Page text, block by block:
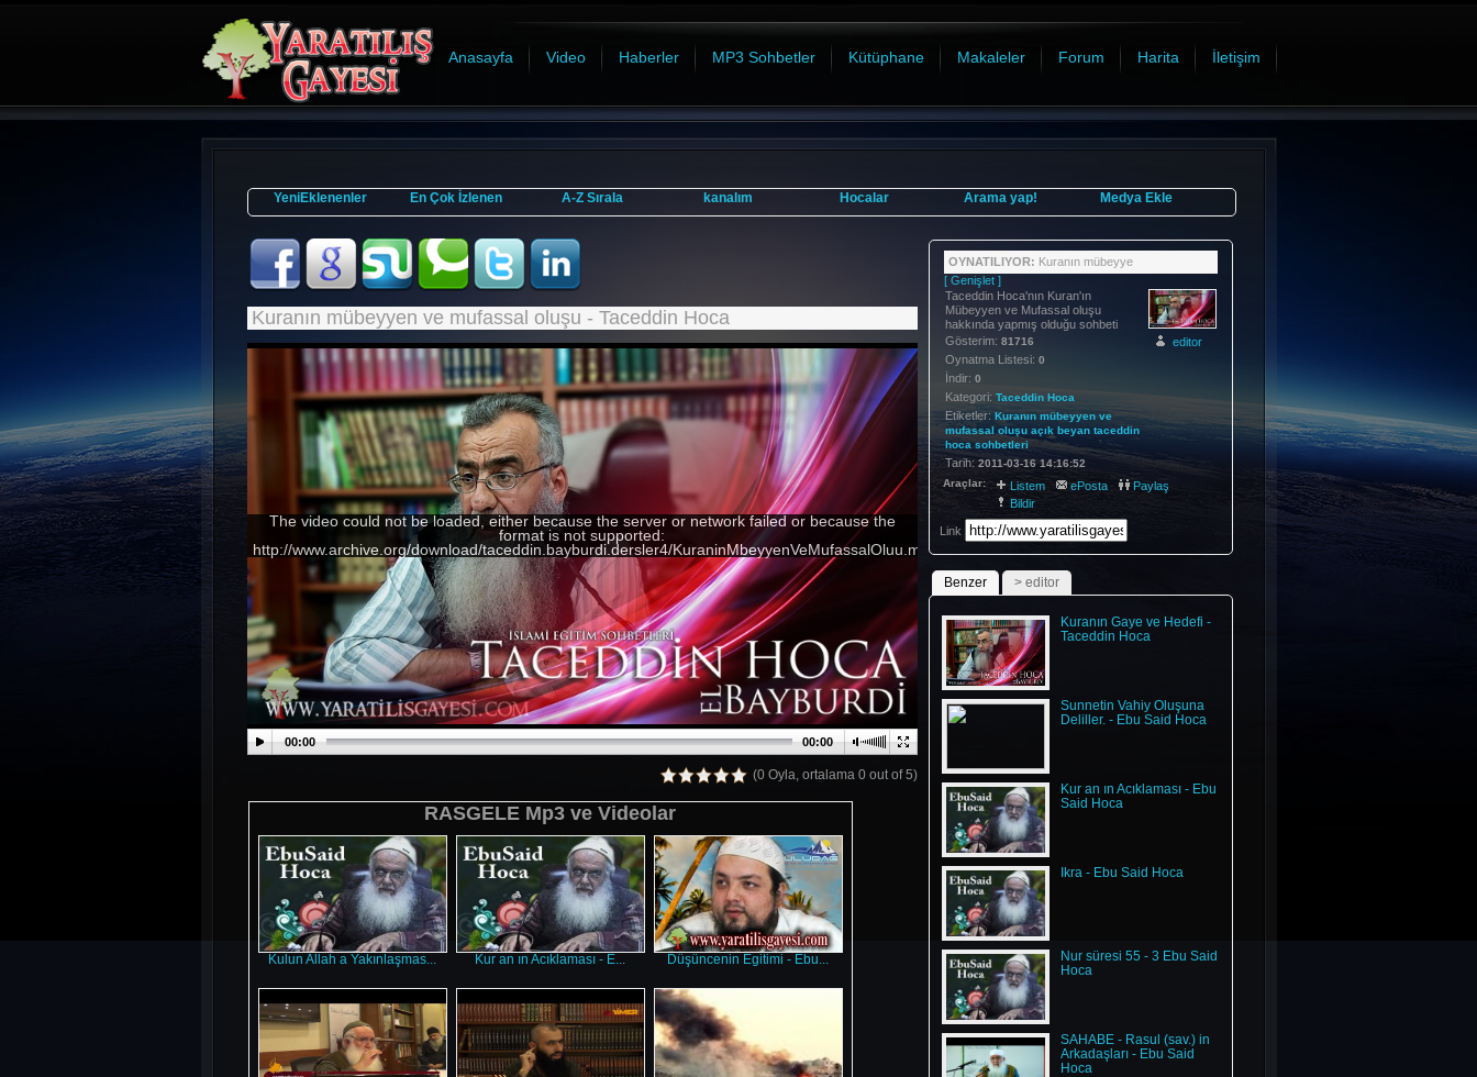
Anasayfa Video Haberler MP3 Sohbetler Kütüphane Makaleler Forum Harita İletişim
YeniEklenenler En Çok İzlenen A-Z Sırala kanalım Hocalar Arama yap! Medya Ekle
Kuranın mübeyyen ve mufassal oluşu - Taceddin Hoca
The video could not be loaded, either because the server or network failed or because the
format is not supported:
http://www.archive.org/download/taceddin.bayburdi.dersler4/
00:00 00:00
(0 Oyla, ortalama 0 out of 5)
RASGELE Mp3 ve Videolar
Kulun Allah a Yakınlaşmas... Kur an ın Acıklaması - E... Düşüncenin Egitimi - Ebu...
OYNATILIYOR: Kuranın mübeyye
[ Genişlet ]
Taceddin Hoca'nın Kuran'ın
Mübeyyen ve Mufassal oluşu
hakkında yapmış olduğu sohbeti
Gösterim: 81716
Oynatma Listesi: 0
İndir: 0
Kategori: Taceddin Hoca
Etiketler: Kuranın mübeyyen ve
mufassal oluşu açık beyan taceddin
hoca sohbetleri
Tarih: 2011-03-16 14:16:52
editor
Araçlar: Listem ePosta
Paylaş
Bildir
Link
Benzer > editor
Kuranın Gaye ve Hedefi -
Taceddin Hoca
Sunnetin Vahiy Oluşuna
Deliller. - Ebu Said Hoca
Kur an ın Acıklaması - Ebu
Said Hoca
İkra - Ebu Said Hoca
Nur süresi 55 - 3 Ebu Said
Hoca
SAHABE - Rasul (sav.) in
Arkadaşları - Ebu Said
Hoca